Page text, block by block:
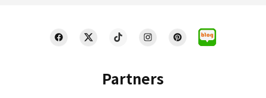
Partners